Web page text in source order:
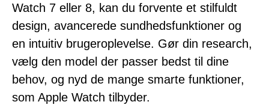
Watch 7 eller 8, kan du forvente et stilfuldt
design, avancerede sundhedsfunktioner og
en intuitiv brugeroplevelse. Gør din research,
vælg den model der passer bedst til dine
behov, og nyd de mange smarte funktioner,
som Apple Watch tilbyder.